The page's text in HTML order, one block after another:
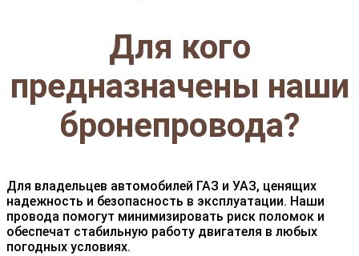
Для кого
предназначены наши
бронепровода?
Для владельцев автомобилей ГАЗ и УАЗ, ценящих
надежность и безопасность в эксплуатации. Наши
провода помогут минимизировать риск поломок и
обеспечат стабильную работу двигателя в любых
погодных условиях.